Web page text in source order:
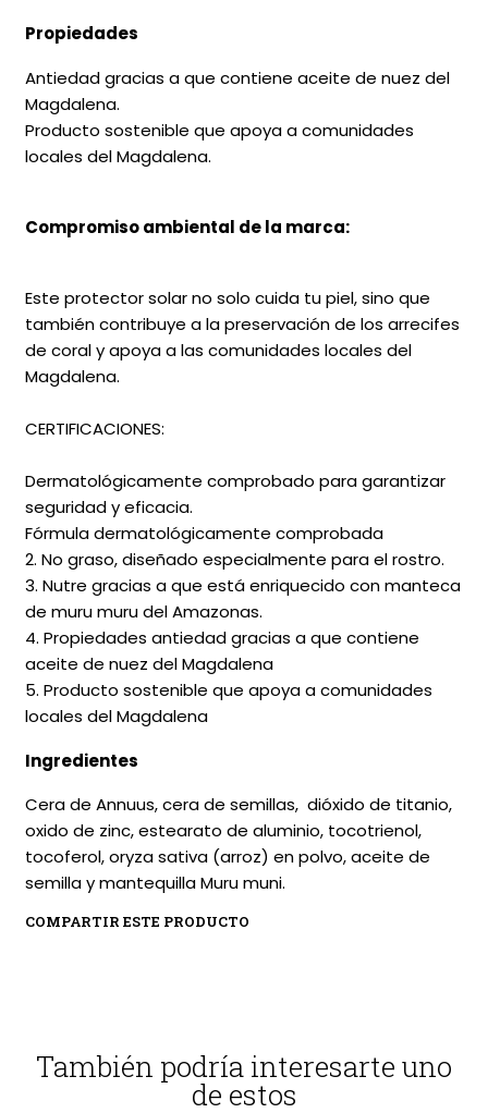
Propiedades
Antiedad gracias a que contiene aceite de nuez del
Magdalena.
Producto sostenible que apoya a comunidades
locales del Magdalena.
Compromiso ambiental de la marca:
Este protector solar no solo cuida tu piel, sino que
también contribuye a la preservación de los arrecifes
de coral y apoya a las comunidades locales del
Magdalena.
CERTIFICACIONES:
Dermatológicamente comprobado para garantizar
seguridad y eficacia.
Fórmula dermatológicamente comprobada
2. No graso, diseñado especialmente para el rostro.
3. Nutre gracias a que está enriquecido con manteca
de muru muru del Amazonas.
4. Propiedades antiedad gracias a que contiene
aceite de nuez del Magdalena
5. Producto sostenible que apoya a comunidades
locales del Magdalena
Ingredientes
Cera de Annuus, cera de semillas, dióxido de titanio,
oxido de zinc, estearato de aluminio, tocotrienol,
tocoferol, oryza sativa (arroz) en polvo, aceite de
semilla y mantequilla Muru muni.
COMPARTIR ESTE PRODUCTO
También podría interesarte uno
de estos